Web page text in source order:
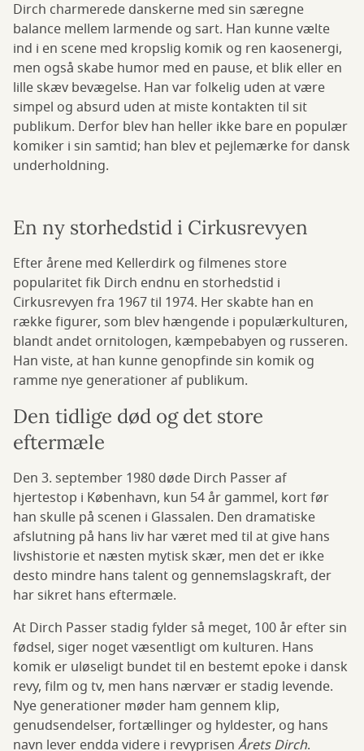
Dirch charmerede danskerne med sin særegne
balance mellem larmende og sart. Han kunne vælte
ind i en scene med kropslig komik og ren kaosenergi,
men også skabe humor med en pause, et blik eller en
lille skæv bevægelse. Han var folkelig uden at være
simpel og absurd uden at miste kontakten til sit
publikum. Derfor blev han heller ikke bare en populær
komiker i sin samtid; han blev et pejlemærke for dansk
underholdning.
En ny storhedstid i Cirkusrevyen
Efter årene med Kellerdirk og filmenes store
popularitet fik Dirch endnu en storhedstid i
Cirkusrevyen fra 1967 til 1974. Her skabte han en
række figurer, som blev hængende i populærkulturen,
blandt andet ornitologen, kæmpebabyen og russeren.
Han viste, at han kunne genopfinde sin komik og
ramme nye generationer af publikum.
Den tidlige død og det store
eftermæle
Den 3. september 1980 døde Dirch Passer af
hjertestop i København, kun 54 år gammel, kort før
han skulle på scenen i Glassalen. Den dramatiske
afslutning på hans liv har været med til at give hans
livshistorie et næsten mytisk skær, men det er ikke
desto mindre hans talent og gennemslagskraft, der
har sikret hans eftermæle.
At Dirch Passer stadig fylder så meget, 100 år efter sin
fødsel, siger noget væsentligt om kulturen. Hans
komik er uløseligt bundet til en bestemt epoke i dansk
revy, film og tv, men hans nærvær er stadig levende.
Nye generationer møder ham gennem klip,
genudsendelser, fortællinger og hyldester, og hans
navn lever endda videre i revyprisen Årets Dirch.